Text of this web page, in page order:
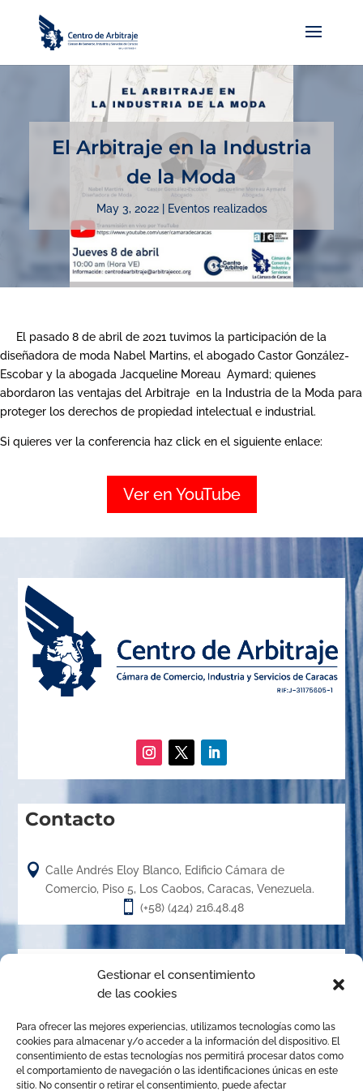
Gestionar el consentimiento
de las cookies
Para ofrecer las mejores experiencias, utilizamos tecnologías como las
cookies para almacenar y/o acceder a la información del dispositivo. El
consentimiento de estas tecnologías nos permitirá procesar datos como
el comportamiento de navegación o las identificaciones únicas en este
sitio. No consentir o retirar el consentimiento, puede afectar
El Arbitraje en la Industria
de la Moda
May 3, 2022| Eventos realizados
El pasado 8 de abril de 2021 tuvimos la participación de la
diseñadora de moda Nabel Martins, el abogado Castor González-
Escobar y la abogada Jacqueline Moreau Aymard; quienes
abordaron las ventajas del Arbitraje en la Industria de la Moda para
proteger los derechos de propiedad intelectual e industrial.
Si quieres ver la conferencia haz click en el siguiente enlace:
Ver en YouTube
Contacto
 Calle Andrés Eloy Blanco, Edificio Cámara de
Comercio, Piso 5, Los Caobos, Caracas, Venezuela.
 (+58) (424) 216.48.48
Acerca de
El Centro de Arbitraje de la Cámara de Caracas (CACC),
creado en el año 1.989, es un órgano de la Cámara de
Comercio, Industria y Servicios de Caracas, organizado de
conformidad con las disposiciones de la Ley de Arbitraje